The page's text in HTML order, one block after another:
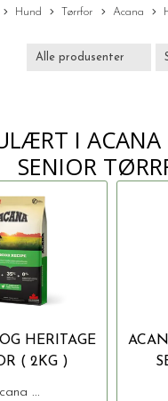
Hund Tørrfor Acana
I ACANA
SENIOR
HERITAGE
( 2KG )
...